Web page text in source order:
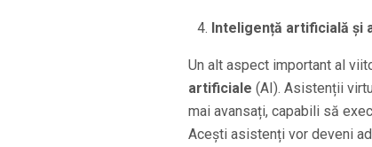
Inteligență artificială și
Un alt aspect important al
artificiale (AI). Asistenții
mai avansați, capabili să
Acești asistenți vor deveni